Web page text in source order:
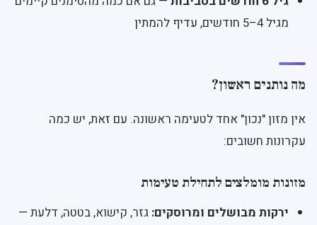
מגיל 4–5 חודשים, עדיף להמתין
מה נותנים ראשון?
אין מזון "נכון" אחד לטעימה ראשונה. עם זאת, יש כמה
עקרונות חשובים:
מזונות מומלצים לתחילת טעימות
ירקות מבושלים ומרוסקים: גזר, קישוא, בטטה, דלעת —